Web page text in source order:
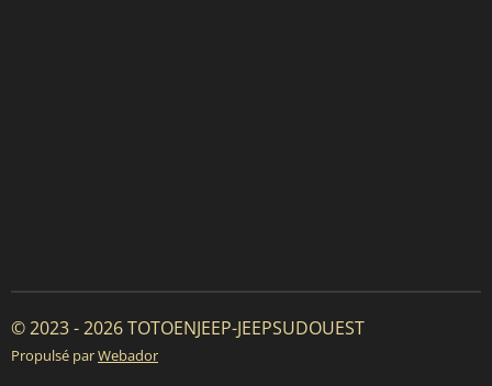
© 2023 - 2026 TOTOENJEEP-JEEPSUDOUEST
Propulsé parWebador